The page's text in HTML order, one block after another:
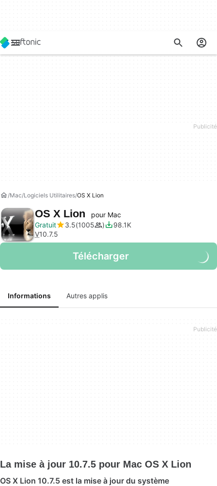
Mac Logiciels Utilitaires OS X Lion
OS X Lion
pour Mac
Gratuit
3.5 1005
98.1K
V10.7.5
Télécharger
Informations Autres applis
La mise à jour 10.7.5 pour Mac OS X Lion
OS X Lion 10.7.5 est la mise à jour du système